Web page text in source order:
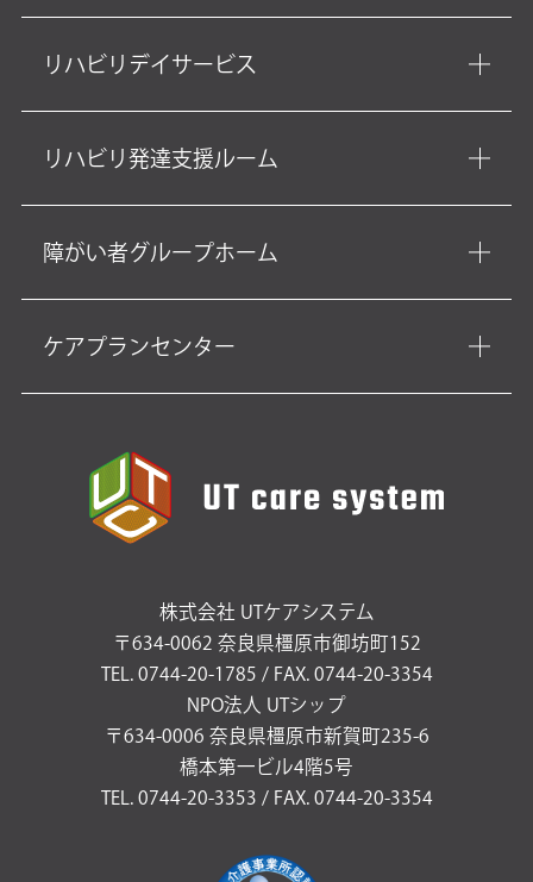
リハビリデイサービス
リハビリ発達支援ルーム
障がい者グループホーム
ケアプランセンター
株式会社 UTケアシステム
〒634-0062 奈良県橿原市御坊町152
TEL. 0744-20-1785 / FAX. 0744-20-3354
NPO法人 UTシップ
〒634-0006 奈良県橿原市新賀町235-6
橋本第一ビル4階5号
TEL. 0744-20-3353 / FAX. 0744-20-3354